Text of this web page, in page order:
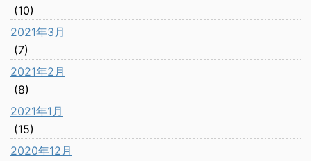
(10)
2021年3月
(7)
2021年2月
(8)
2021年1月
(15)
2020年12月